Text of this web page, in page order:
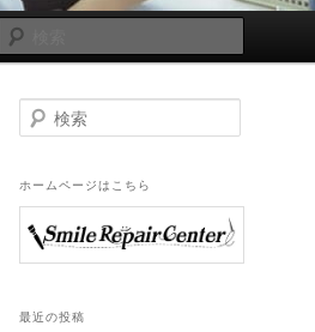
索
検
索
ホームページはこちら
最近の投稿